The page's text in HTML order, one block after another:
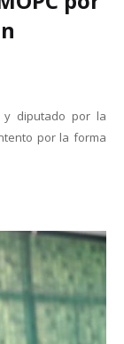
y diputado por la
por la forma